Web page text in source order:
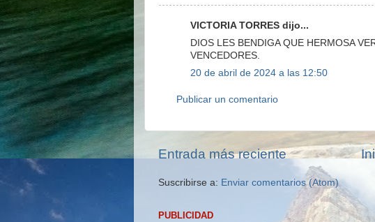
VICTORIA TORRES dijo...
DIOS LES BENDIGA QUE HERMOSA
VENCEDORES.
20 de abril de 2024 a las 12:50
Publicar un comentario
Entrada más reciente
Suscribirse a: Enviar comentarios (Atom)
PUBLICIDAD